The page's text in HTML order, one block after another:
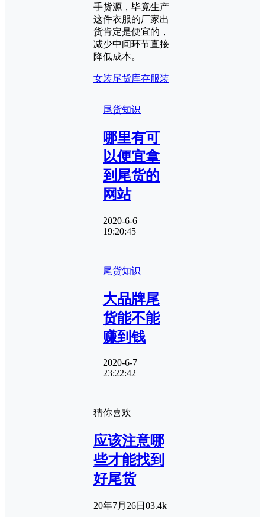
手货源，毕竟生产
这件衣服的厂家出
货肯定是便宜的，
减少中间环节直接
降低成本。
女装尾货库存服装
尾货知识
哪里有可
以便宜拿
到尾货的
网站
2020-6-6
19:20:45
尾货知识
大品牌尾
货能不能
赚到钱
2020-6-7
23:22:42
猜你喜欢
应该注意哪
些才能找到
好尾货
20年7月26日 03.4k